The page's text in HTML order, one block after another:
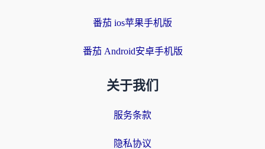
番茄 ios苹果手机版
番茄 Android安卓手机版
关于我们
服务条款
隐私协议